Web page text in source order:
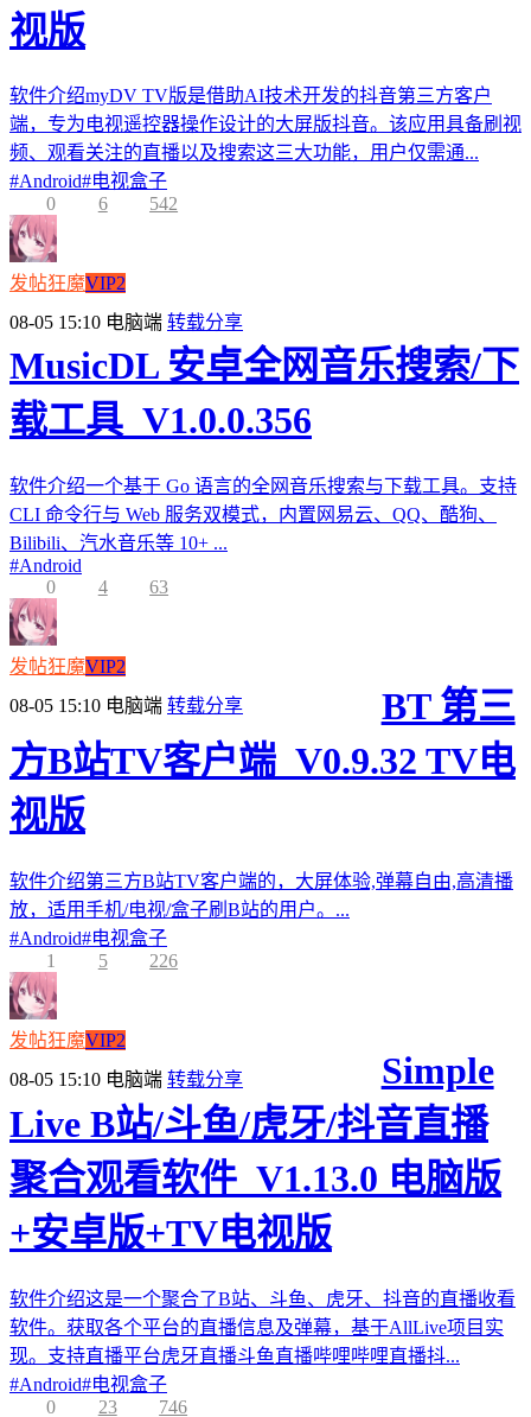
视版
软件介绍myDV TV版是借助AI技术开发的抖音第三方客户
端，专为电视遥控器操作设计的大屏版抖音。该应用具备刷视
频、观看关注的直播以及搜索这三大功能，用户仅需通...
#Android#电视盒子
0
6 542
发帖狂魔VIP2
08-05 15:10 电脑端 转载分享
MusicDL 安卓全网音乐搜索/下
载工具_V1.0.0.356
软件介绍一个基于 Go 语言的全网音乐搜索与下载工具。支持
CLI 命令行与 Web 服务双模式，内置网易云、QQ、酷狗、
Bilibili、汽水音乐等 10+ ...
#Android
0
4 63
发帖狂魔VIP2
08-05 15:10 电脑端 转载分享
BT 第三
方B站TV客户端_V0.9.32 TV电
视版
软件介绍第三方B站TV客户端的，大屏体验,弹幕自由,高清播
放，适用手机/电视/盒子刷B站的用户。...
#Android#电视盒子
1
5 226
发帖狂魔VIP2
08-05 15:10 电脑端 转载分享
Simple
Live B站/斗鱼/虎牙/抖音直播
聚合观看软件_V1.13.0 电脑版
+安卓版+TV电视版
软件介绍这是一个聚合了B站、斗鱼、虎牙、抖音的直播收看
软件。获取各个平台的直播信息及弹幕，基于AllLive项目实
现。支持直播平台虎牙直播斗鱼直播哔哩哔哩直播抖...
#Android#电视盒子
0
23 746